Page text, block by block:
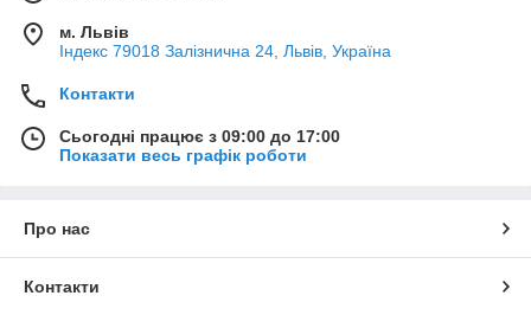
м. Львів
Індекс 79018 Залізнична 24, Львів, Україна
Контакти
Сьогодні працює з 09:00 до 17:00
Показати весь графік роботи
Про нас
Контакти